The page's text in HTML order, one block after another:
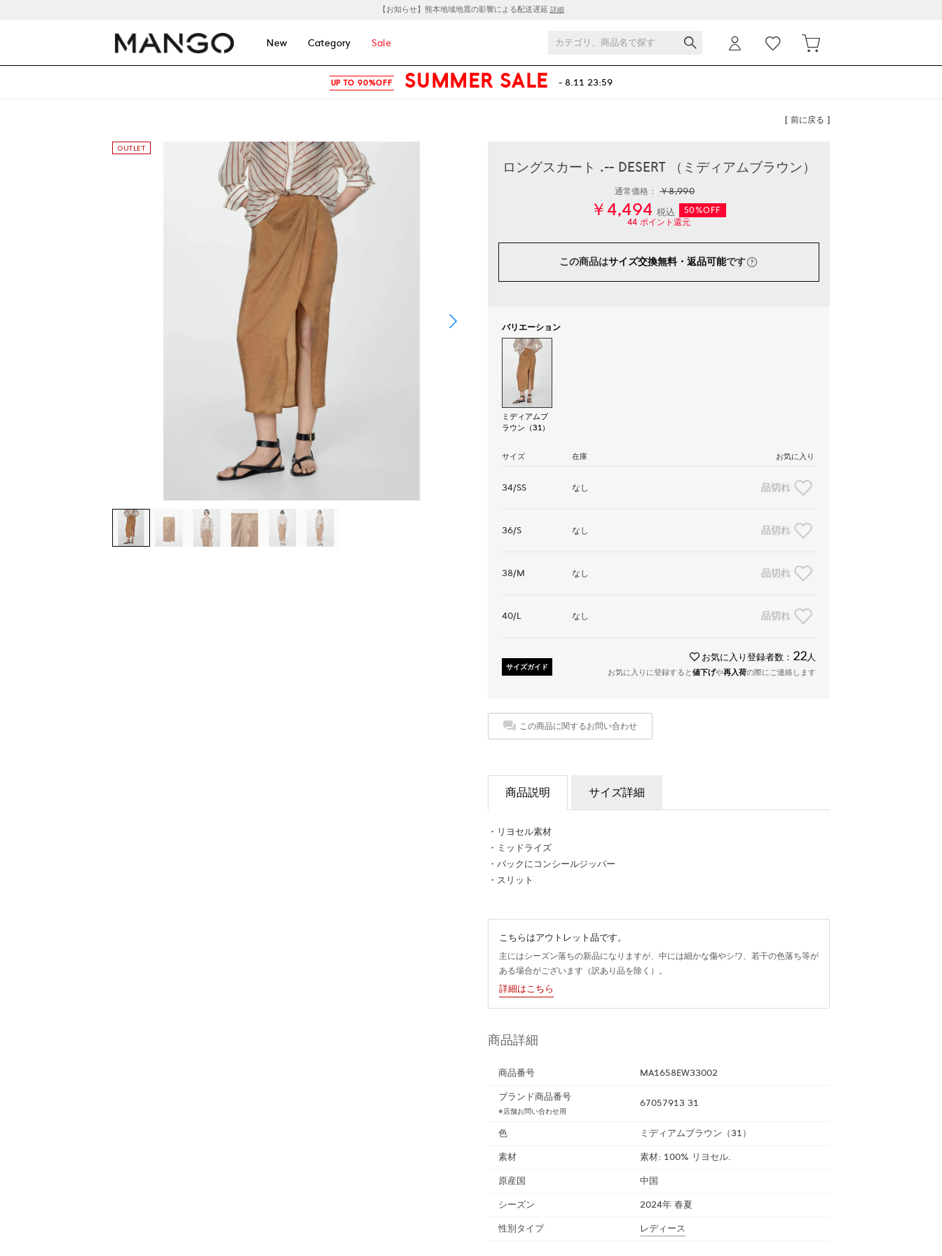
【お知らせ】熊本地域地震の影響による配送遅延 詳細
New Category Sale
UP TO 90%OFF SUMMER SALE - 8.11 23:59
[ 前に戻る ]
ロングスカート .-- DESERT （ミディアムブラウン）
通常価格：￥8,990
￥4,494 税込
50%OFF
44 ポイント還元
この商品はサイズ交換無料・返品可能です
バリエーション
ミディアムブ
ラウン（31）
サイズ 在庫 お気に入り
34/SS なし 品切れ
36/S なし 品切れ
38/M なし 品切れ
40/L なし 品切れ
サイズガイド
お気に入り登録者数： 22 人
お気に入りに登録すると値下げや再入荷の際にご連絡します
この商品に関するお問い合わせ
商品説明 サイズ詳細
・リヨセル素材
・ミッドライズ
・バックにコンシールジッパー
・スリット
こちらはアウトレット品です。
主にはシーズン落ちの新品になりますが、中には細かな傷やシワ、若干の色落ち等が
ある場合がございます（訳あり品を除く）。
詳細はこちら
商品詳細
商品番号
MA1658EW33002
ブランド商品番号
※店舗お問い合わせ用
67057913 31
色
ミディアムブラウン（31）
素材
素材: 100% リヨセル.
原産国
中国
シーズン
2024年 春夏
性別タイプ
レディース